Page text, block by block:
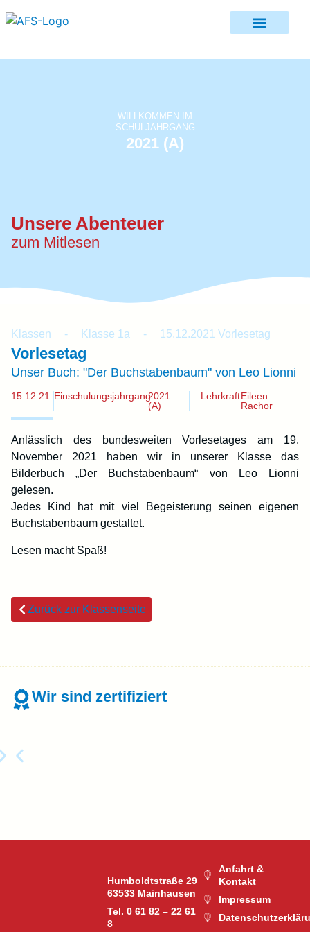
Unsere Abenteuer
zum Mitlesen
WILLKOMMEN IM
SCHULJAHRGANG
2021 (A)
Klassen - Klasse 1a - 15.12.2021 Vorlesetag
Vorlesetag
Unser Buch: "Der Buchstabenbaum" von Leo Lionni
15.12.21 Einschulungsjahrgang:2021
(A)
Lehrkraft:Eileen
Rachor
Anlässlich des bundesweiten Vorlesetages am 19.
November 2021 haben wir in unserer Klasse das
Bilderbuch „Der Buchstabenbaum“ von Leo Lionni
gelesen.
Jedes Kind hat mit viel Begeisterung seinen eigenen
Buchstabenbaum gestaltet.
Lesen macht Spaß!
Zurück zur Klassenseite
Wir sind zertifiziert
Humboldtstraße 29
63533 Mainhausen
Tel. 0 61 82 – 22 61
8
Anfahrt &
Kontakt
Impressum